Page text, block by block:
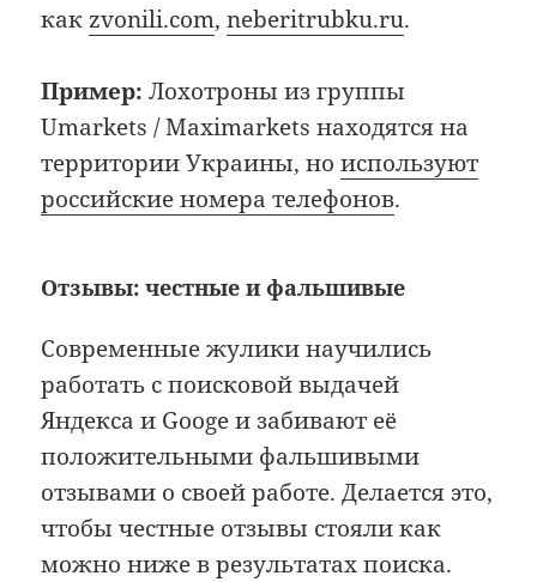
какzvonili.com,neberitrubku.ru.
Пример: Лохотроны из группы
Umarkets / Maximarkets находятся на
территории Украины, ноиспользуют
российские номера телефонов.
Отзывы: честные и фальшивые
Современные жулики научились
работать с поисковой выдачей
Яндекса и Googe и забивают её
положительными фальшивыми
отзывами о своей работе. Делается это,
чтобы честные отзывы стояли как
можно ниже в результатах поиска.